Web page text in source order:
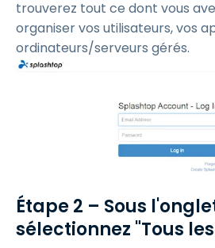
trouverez tout ce dont vous
organiser vos utilisateurs, vos
ordinateurs/serveurs gérés.
Étape 2 – Sous
sélectionnez "Tous